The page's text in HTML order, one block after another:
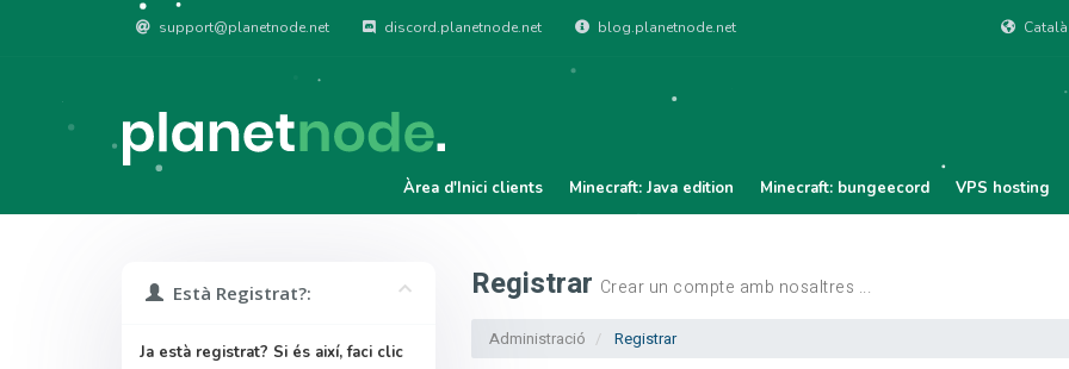
support@planetnode.net discord.planetnode.net blog.planetnode.net Català
Àrea d'Inici clients Minecraft: Java edition Minecraft: bungeecord VPS hosting
Registrar Crear un compte amb nosaltres ...
Administració Registrar
Està Registrat?:
Ja està registrat? Si és així, faci clic